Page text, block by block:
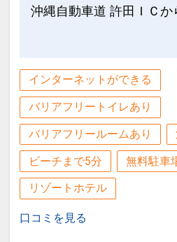
※早期申込期間を過ぎ
数の内訳・客室タイプ
ン・氏名・人員・泊数
があった場合、早期申
ません。
※割引適用後のご旅行
ーからお進みいただい
「空室照会結果確認画
さい。
【連泊するとお得】連
沖縄自動車道 許田ＩＣか
インターネットができる
バリアフリートイレあり
バリアフリールームあり
ビーチまで5分 無料駐車
リゾートホテル
口コミを見る